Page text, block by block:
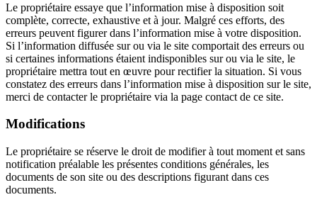
Le propriétaire essaye que l’information mise à disposition soit
complète, correcte, exhaustive et à jour. Malgré ces efforts, des
erreurs peuvent figurer dans l’information mise à votre disposition.
Si l’information diffusée sur ou via le site comportait des erreurs ou
si certaines informations étaient indisponibles sur ou via le site, le
propriétaire mettra tout en œuvre pour rectifier la situation. Si vous
constatez des erreurs dans l’information mise à disposition sur le site,
merci de contacter le propriétaire via la page contact de ce site.
Modifications
Le propriétaire se réserve le droit de modifier à tout moment et sans
notification préalable les présentes conditions générales, les
documents de son site ou des descriptions figurant dans ces
documents.